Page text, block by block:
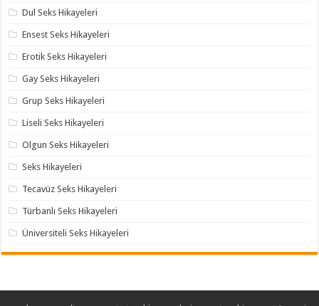
Dul Seks Hikayeleri
Ensest Seks Hikayeleri
Erotik Seks Hikayeleri
Gay Seks Hikayeleri
Grup Seks Hikayeleri
Liseli Seks Hikayeleri
Olgun Seks Hikayeleri
Seks Hikayeleri
Tecavüz Seks Hikayeleri
Türbanlı Seks Hikayeleri
Üniversiteli Seks Hikayeleri